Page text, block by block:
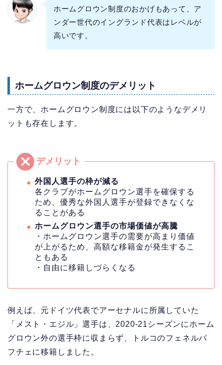
ホームグロウン制度のおかげもあって、ア
ンダー世代のイングランド代表はレベルが
高いです。
ホームグロウン制度のデメリット
一方で、ホームグロウン制度には以下のようなデメリ
ットも存在します。
外国人選手の枠が減る
各クラブがホームグロウン選手を確保する
ため、優秀な外国人選手が登録できなくな
ることがある
ホームグロウン選手の市場価値が高騰
・ホームグロウン選手の需要が高まり価値
が上がるため、高額な移籍金が発生するこ
ともある
・自由に移籍しづらくなる
例えば、元ドイツ代表でアーセナルに所属していた
「メスト・エジル」選手は、2020-21シーズンにホーム
グロウン外の選手枠に収まらず、トルコのフェネルバ
フチェに移籍しました。